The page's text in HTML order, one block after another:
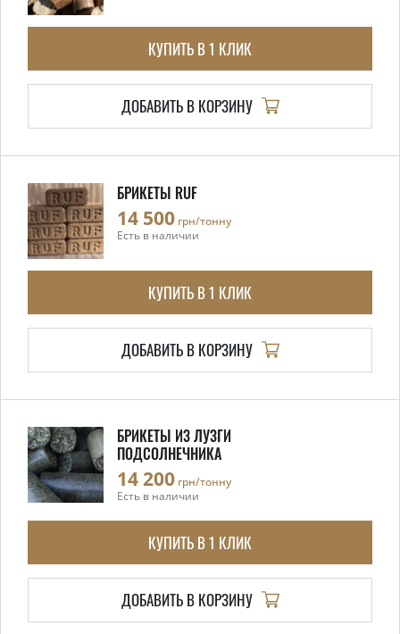
КУПИТЬ В 1 КЛИК
ДОБАВИТЬ В КОРЗИНУ
БРИКЕТЫ RUF
14 500 грн/тонну
Есть в наличии
КУПИТЬ В 1 КЛИК
ДОБАВИТЬ В КОРЗИНУ
БРИКЕТЫ ИЗ ЛУЗГИ
ПОДСОЛНЕЧНИКА
14 200 грн/тонну
Есть в наличии
КУПИТЬ В 1 КЛИК
ДОБАВИТЬ В КОРЗИНУ